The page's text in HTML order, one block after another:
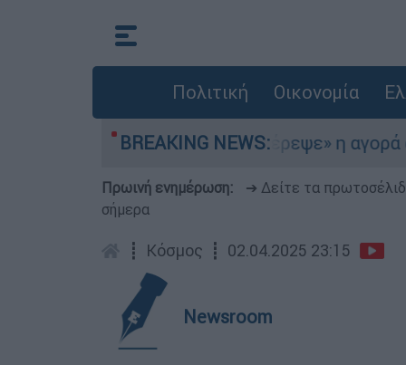
Πολιτική Οικονομία
BREAKING NEWS:
«Στέρεψε» η αγορά από
Πρωινή ενημέρωση: ➔ Δείτε τα
σήμερα
┋ Κόσμος ┋ 02.04.2025 23:15
Newsroom